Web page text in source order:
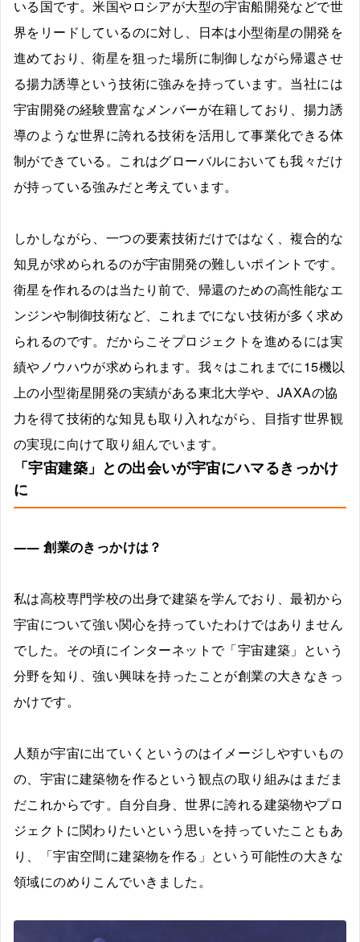
いる国です。米国やロシアが大型の宇宙船開発などで世
界をリードしているのに対し、日本は小型衛星の開発を
進めており、衛星を狙った場所に制御しながら帰還させ
る揚力誘導という技術に強みを持っています。当社には
宇宙開発の経験豊富なメンバーが在籍しており、揚力誘
導のような世界に誇れる技術を活用して事業化できる体
制ができている。これはグローバルにおいても我々だけ
が持っている強みだと考えています。
しかしながら、一つの要素技術だけではなく、複合的な
知見が求められるのが宇宙開発の難しいポイントです。
衛星を作れるのは当たり前で、帰還のための高性能なエ
ンジンや制御技術など、これまでにない技術が多く求め
られるのです。だからこそプロジェクトを進めるには実
績やノウハウが求められます。我々はこれまでに15機以
上の小型衛星開発の実績がある東北大学や、JAXAの協
力を得て技術的な知見も取り入れながら、目指す世界観
の実現に向けて取り組んでいます。
「宇宙建築」との出会いが宇宙にハマるきっかけ
に
―― 創業のきっかけは？
私は高校専門学校の出身で建築を学んでおり、最初から
宇宙について強い関心を持っていたわけではありません
でした。その頃にインターネットで「宇宙建築」という
分野を知り、強い興味を持ったことが創業の大きなきっ
かけです。
人類が宇宙に出ていくというのはイメージしやすいもの
の、宇宙に建築物を作るという観点の取り組みはまだま
だこれからです。自分自身、世界に誇れる建築物やプロ
ジェクトに関わりたいという思いを持っていたこともあ
り、「宇宙空間に建築物を作る」という可能性の大きな
領域にのめりこんでいきました。